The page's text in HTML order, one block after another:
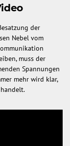
der
Nebel vom
muss der
Spannungen
mehr wird klar,